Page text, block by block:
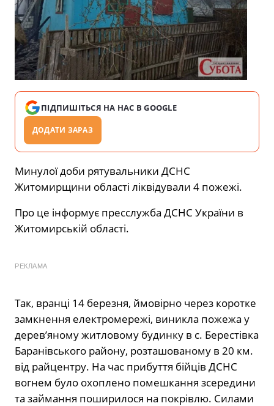
ПІДПИШІТЬСЯ НА НАС В GOOGLE
ДОДАТИ ЗАРАЗ
Минулої доби рятувальники ДСНС
Житомирщини області ліквідували 4 пожежі.
Про це інформує пресслужба ДСНС України в
Житомирській області.
РЕКЛАМА
Так, вранці 14 березня, ймовірно через коротке
замкнення електромережі, виникла пожежа у
дерев’яному житловому будинку в с. Берестівка
Баранівського району, розташованому в 20 км.
від райцентру. На час прибуття бійців ДСНС
вогнем було охоплено помешкання зсередини
та займання поширилося на покрівлю. Силами